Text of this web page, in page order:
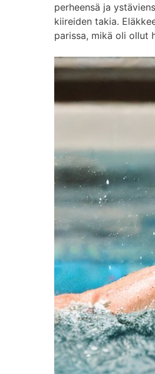
perheensä ja
kiireiden takia.
parissa, mikä oli ollut